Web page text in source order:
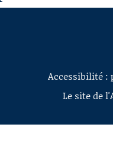
AIDE À LA DÉCOUPE
Accessibilité
Le site de